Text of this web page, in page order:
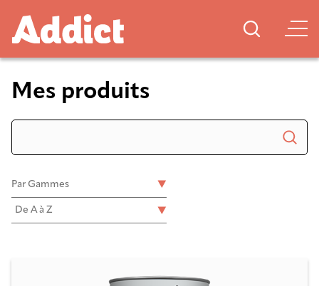
Mes produits
Par Gammes